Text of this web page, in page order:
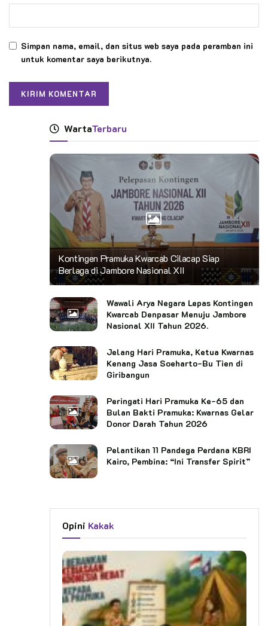
Simpan nama, email, dan situs web saya pada peramban ini
untuk komentar saya berikutnya.
WartaTerbaru
Kontingen Pramuka Kwarcab Cilacap Siap
Berlaga di Jambore Nasional XII
Wawali Arya Negara Lepas Kontingen
Kwarcab Denpasar Menuju Jambore
Nasional XII Tahun 2026.
Jelang Hari Pramuka, Ketua Kwarnas
Kenang Jasa Soeharto-Bu Tien di
Giribangun
Peringati Hari Pramuka Ke-65 dan
Bulan Bakti Pramuka: Kwarnas Gelar
Donor Darah Tahun 2026
Pelantikan 11 Pandega Perdana KBRI
Kairo, Pembina: “Ini Transfer Spirit”
Opini Kakak